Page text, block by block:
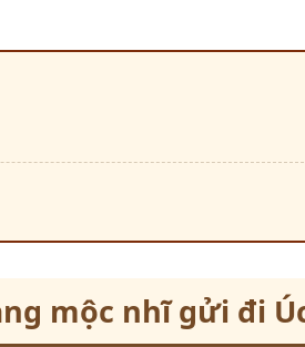
mộc nhĩ gửi đi